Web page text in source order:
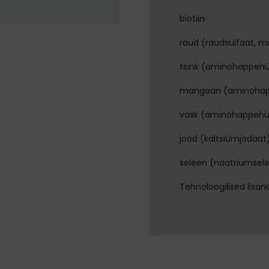
biotiin
raud (raudsulfaat,
tsink
mangaan
vask
jood (kaltsiumjodaat)
seleen
Tehnoloogilised